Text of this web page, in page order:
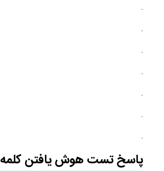
.
.
.
.
.
.
.
پاسخ تست هوش یافتن کلمه HOG: